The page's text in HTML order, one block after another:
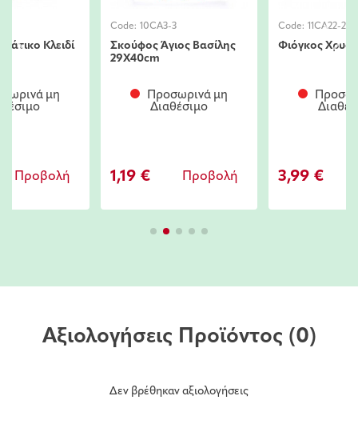
Κλειδί
μη
Προβολή
Code: 10CA3-3
Σκούφος Άγιος Βασίλης
29X40cm
Προσωρινά μη
Διαθέσιμο
1,19 € Προβολή
Code: 11CA22-23
Φιόγκος
3,99 €
Αξιολογήσεις Προϊόντος (0)
Δεν βρέθηκαν αξιολογήσεις